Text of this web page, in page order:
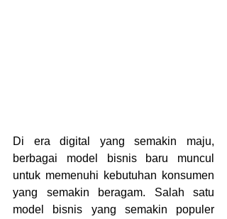
Di era digital yang semakin maju,
berbagai model bisnis baru muncul
untuk memenuhi kebutuhan konsumen
yang semakin beragam. Salah satu
model bisnis yang semakin populer